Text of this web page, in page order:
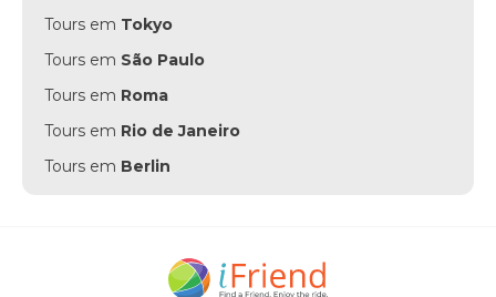
Tours em Tokyo
Tours em São Paulo
Tours em Roma
Tours em Rio de Janeiro
Tours em Berlin
Amsterdam